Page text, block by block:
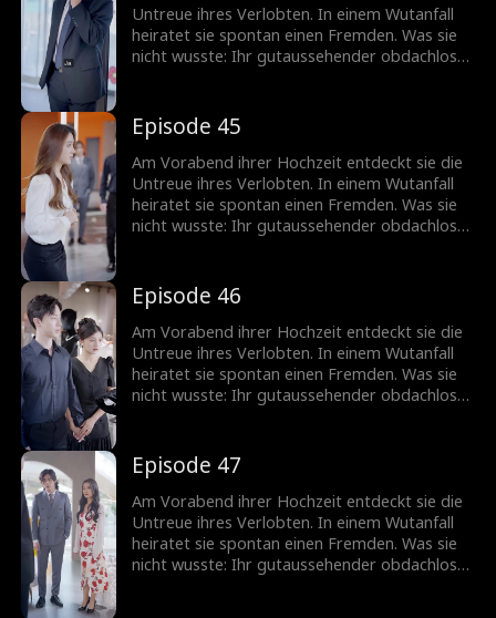
Untreue ihres Verlobten. In einem Wutanfall
heiratet sie spontan einen Fremden. Was sie
nicht wusste: Ihr gutaussehender obdachloser
Episode 45
Am Vorabend ihrer Hochzeit entdeckt sie die
Untreue ihres Verlobten. In einem Wutanfall
heiratet sie spontan einen Fremden. Was sie
nicht wusste: Ihr gutaussehender obdachloser
Episode 46
Am Vorabend ihrer Hochzeit entdeckt sie die
Untreue ihres Verlobten. In einem Wutanfall
heiratet sie spontan einen Fremden. Was sie
nicht wusste: Ihr gutaussehender obdachloser
Episode 47
Am Vorabend ihrer Hochzeit entdeckt sie die
Untreue ihres Verlobten. In einem Wutanfall
heiratet sie spontan einen Fremden. Was sie
nicht wusste: Ihr gutaussehender obdachloser